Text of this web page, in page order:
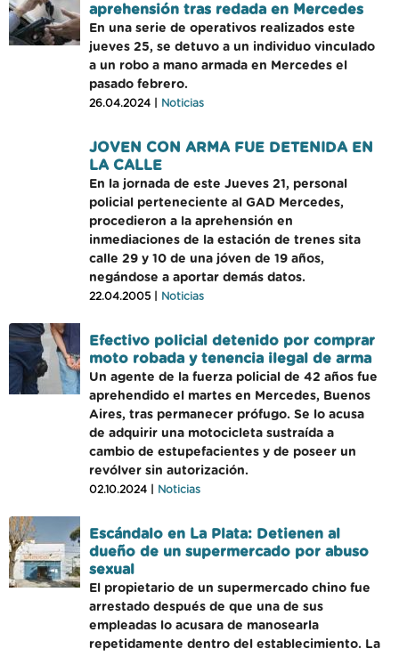
aprehensión tras redada en Mercedes
En una serie de operativos realizados este
jueves 25, se detuvo a un individuo vinculado
a un robo a mano armada en Mercedes el
pasado febrero.
26.04.2024 | Noticias
JOVEN CON ARMA FUE DETENIDA EN
LA CALLE
En la jornada de este Jueves 21, personal
policial perteneciente al GAD Mercedes,
procedieron a la aprehensión en
inmediaciones de la estación de trenes sita
calle 29 y 10 de una jóven de 19 años,
negándose a aportar demás datos.
22.04.2005 | Noticias
Efectivo policial detenido por comprar
moto robada y tenencia ilegal de arma
Un agente de la fuerza policial de 42 años fue
aprehendido el martes en Mercedes, Buenos
Aires, tras permanecer prófugo. Se lo acusa
de adquirir una motocicleta sustraída a
cambio de estupefacientes y de poseer un
revólver sin autorización.
02.10.2024 | Noticias
Escándalo en La Plata: Detienen al
dueño de un supermercado por abuso
sexual
El propietario de un supermercado chino fue
arrestado después de que una de sus
empleadas lo acusara de manosearla
repetidamente dentro del establecimiento. La